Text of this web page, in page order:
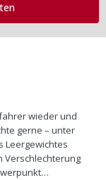
wieder und
gerne – unter
Leergewichtes
Verschlechterung